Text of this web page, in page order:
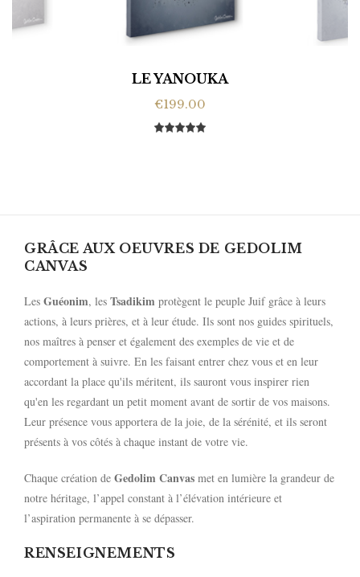
LE YANOUKA
€199.00
GRÂCE AUX OEUVRES DE GEDOLIM
CANVAS
Les Guéonim, les Tsadikim protègent le peuple Juif grâce à leurs
actions, à leurs prières, et à leur étude. Ils sont nos guides spirituels,
nos maîtres à penser et également des exemples de vie et de
comportement à suivre. En les faisant entrer chez vous et en leur
accordant la place qu'ils méritent, ils sauront vous inspirer rien
qu'en les regardant un petit moment avant de sortir de vos maisons.
Leur présence vous apportera de la joie, de la sérénité, et ils seront
présents à vos côtés à chaque instant de votre vie.
Chaque création de Gedolim Canvas met en lumière la grandeur de
notre héritage, l’appel constant à l’élévation intérieure et
l’aspiration permanente à se dépasser.
RENSEIGNEMENTS